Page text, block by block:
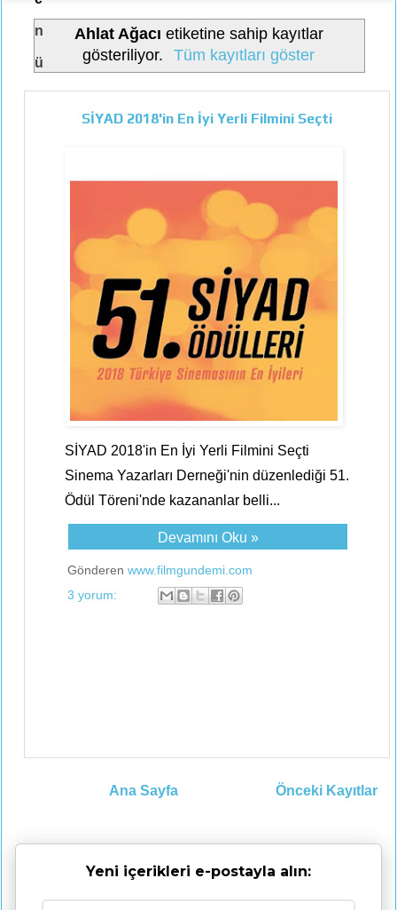
n
ü
Ahlat Ağacı etiketine sahip kayıtlar
gösteriliyor.
Tüm kayıtları göster
SİYAD 2018'in En İyi Yerli Filmini Seçti
SİYAD 2018'in En İyi Yerli Filmini Seçti
Sinema Yazarları Derneği'nin düzenlediği 51.
Ödül Töreni'nde kazananlar belli...
Devamını Oku »
Gönderen www.filmgundemi.com
3 yorum:
Önceki Kayıtlar
Ana Sayfa
Yeni içerikleri e-postayla alın: